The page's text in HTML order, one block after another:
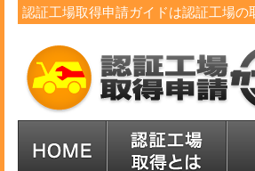
認証工場取得申請ガイドは認証工場